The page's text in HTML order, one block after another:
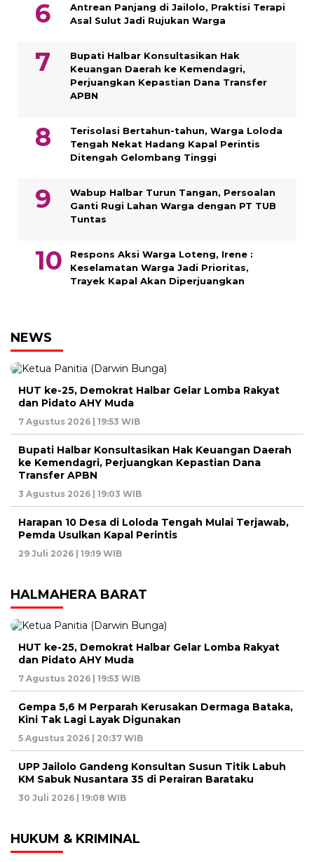
Antrean Panjang di Jailolo, Praktisi Terapi
Asal Sulut Jadi Rujukan Warga
Bupati Halbar Konsultasikan Hak
Keuangan Daerah ke Kemendagri,
Perjuangkan Kepastian Dana Transfer
APBN
Terisolasi Bertahun-tahun, Warga Loloda
Tengah Nekat Hadang Kapal Perintis
Ditengah Gelombang Tinggi
Wabup Halbar Turun Tangan, Persoalan
Ganti Rugi Lahan Warga dengan PT TUB
Tuntas
Respons Aksi Warga Loteng, Irene :
Keselamatan Warga Jadi Prioritas,
Trayek Kapal Akan Diperjuangkan
NEWS
HUT ke-25, Demokrat Halbar Gelar Lomba Rakyat
dan Pidato AHY Muda
7 Agustus 2026 | 19:53 WIB
Bupati Halbar Konsultasikan Hak Keuangan Daerah
ke Kemendagri, Perjuangkan Kepastian Dana
Transfer APBN
3 Agustus 2026 | 19:03 WIB
Harapan 10 Desa di Loloda Tengah Mulai Terjawab,
Pemda Usulkan Kapal Perintis
29 Juli 2026 | 19:19 WIB
HALMAHERA BARAT
HUT ke-25, Demokrat Halbar Gelar Lomba Rakyat
dan Pidato AHY Muda
7 Agustus 2026 | 19:53 WIB
Gempa 5,6 M Perparah Kerusakan Dermaga Bataka,
Kini Tak Lagi Layak Digunakan
5 Agustus 2026 | 20:37 WIB
UPP Jailolo Gandeng Konsultan Susun Titik Labuh
KM Sabuk Nusantara 35 di Perairan Barataku
30 Juli 2026 | 19:08 WIB
HUKUM & KRIMINAL